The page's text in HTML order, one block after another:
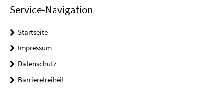
Service-Navigation
Startseite
Impressum
Datenschutz
Barrierefreiheit